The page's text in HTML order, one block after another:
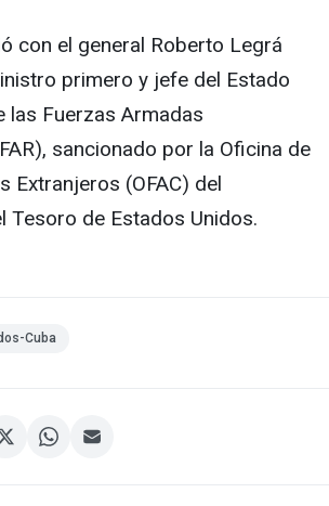
con el general Roberto Legrá
primero y jefe del Estado
las Fuerzas Armadas
sancionado por la Oficina de
Extranjeros (OFAC) del
Tesoro de Estados Unidos.
Cuba